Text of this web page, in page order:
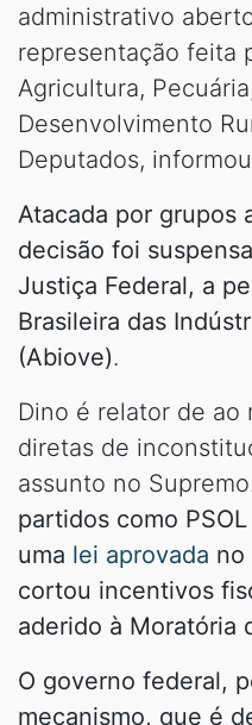
administrativo
representação feita
Agricultura,
Desenvolvimento
Deputados,
Atacada por grupos
decisão foi
Justiça Federal, a
Brasileira das
(Abiove).
Dino é relator de ao
diretas de
assunto no
partidos como
uma lei aprovada no
cortou incentivos
aderido à Moratória
O governo federal,
mecanismo, que é